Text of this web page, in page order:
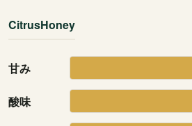
リ
農
浅
CitrusHoney
甘み
酸味